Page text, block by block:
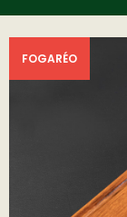
FOGARÉO